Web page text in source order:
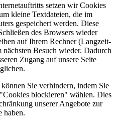
setzen wir Cookies
kleine Textdateien, die im
gespeichert werden. Diese
des Browsers wieder
auf Ihrem Rechner (Langzeit-
Besuch wieder. Dadurch
Zugang auf unsere Seite
Sie verhindern, indem Sie
blockieren" wählen. Dies
unserer Angebote zur
haben.